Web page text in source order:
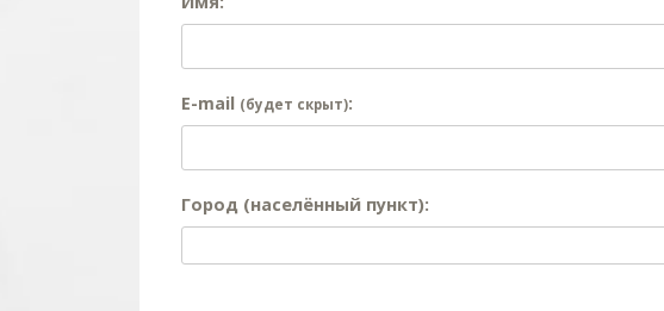
E-mail (будет скрыт):
Город (населённый пункт):